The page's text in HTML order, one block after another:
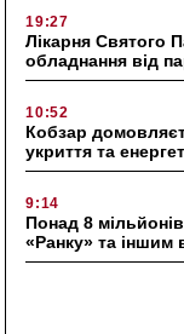
19:27
Лікарня Святого
обладнання від
10:52
Кобзар
укриття та
9:14
Понад 8
«Ранку» та іншим